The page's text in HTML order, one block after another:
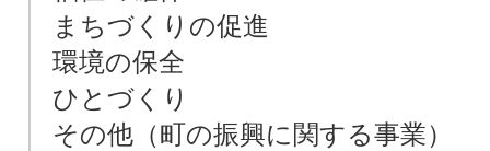
まちづくりの促進
環境の保全
ひとづくり
その他（町の振興に関する事業）